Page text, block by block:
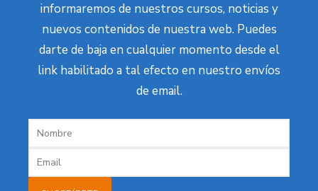
informaremos de nuestros cursos, noticias y
nuevos contenidos de nuestra web. Puedes
darte de baja en cualquier momento desde el
link habilitado a tal efecto en nuestro envíos
de email.